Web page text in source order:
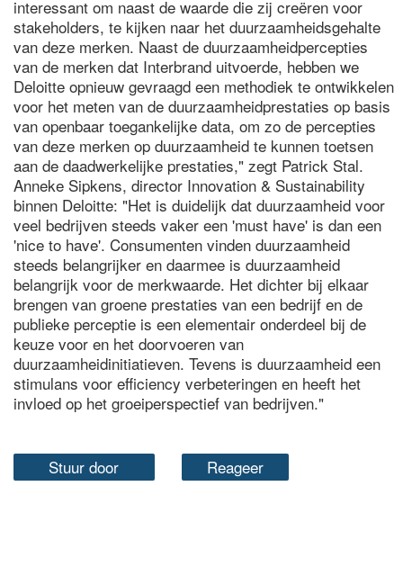
interessant om naast de waarde die zij creëren voor
stakeholders, te kijken naar het duurzaamheidsgehalte
van deze merken. Naast de duurzaamheidpercepties
van de merken dat Interbrand uitvoerde, hebben we
Deloitte opnieuw gevraagd een methodiek te ontwikkelen
voor het meten van de duurzaamheidprestaties op basis
van openbaar toegankelijke data, om zo de percepties
van deze merken op duurzaamheid te kunnen toetsen
aan de daadwerkelijke prestaties," zegt Patrick Stal.
Anneke Sipkens, director Innovation & Sustainability
binnen Deloitte: "Het is duidelijk dat duurzaamheid voor
veel bedrijven steeds vaker een 'must have' is dan een
'nice to have'. Consumenten vinden duurzaamheid
steeds belangrijker en daarmee is duurzaamheid
belangrijk voor de merkwaarde. Het dichter bij elkaar
brengen van groene prestaties van een bedrijf en de
publieke perceptie is een elementair onderdeel bij de
keuze voor en het doorvoeren van
duurzaamheidinitiatieven. Tevens is duurzaamheid een
stimulans voor efficiency verbeteringen en heeft het
invloed op het groeiperspectief van bedrijven."
Stuur door Reageer